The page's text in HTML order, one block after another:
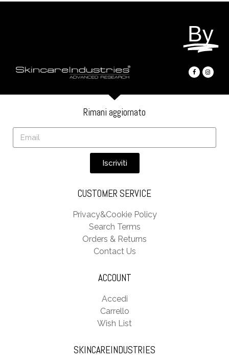
By
SKINCAREINDUSTRIES
ACCOUNT
Accedi
Carrello
Wish List
CUSTOMER SERVICE
Privacy&Cookie Policy
Search Terms
Orders & Returns
Contact Us
Rimani aggiornato
Iscriviti